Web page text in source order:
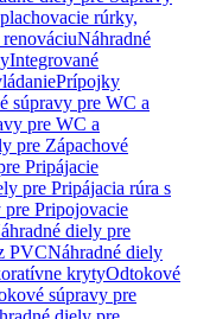
rúrky,
Náhradné
Integrované
Prípojky
súpravy pre WC a
pre WC a
pre Zápachové
Pripájacie
pre Pripájacia rúra s
Pripojovacie
diely pre
PVCNáhradné diely
krytyOdtokové
súpravy pre